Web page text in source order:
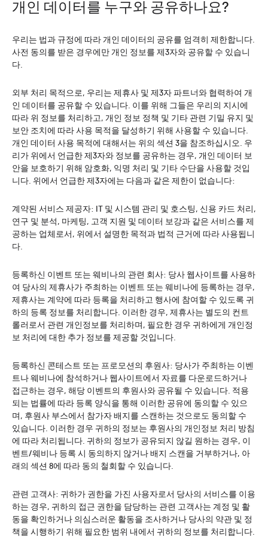
개인 데이터를 누구와 공유하나요?
우리는 법과 규정에 따라 개인 데이터의 공유를 엄격히 제한합니다.
사전 동의를 받은 경우에만 개인 정보를 제3자와 공유할 수 있습니
다.
외부 처리 목적으로, 우리는 제휴사 및 제3자 파트너와 협력하여 개
인 데이터를 공유할 수 있습니다. 이를 위해 그들은 우리의 지시에
따라 위 정보를 처리하고, 개인 정보 정책 및 기타 관련 기밀 유지 및
보안 조치에 따라 사용 목적을 달성하기 위해 사용할 수 있습니다.
개인 데이터 사용 목적에 대해서는 위의 섹션 3을 참조하십시오. 우
리가 위에서 언급한 제3자와 정보를 공유하는 경우, 개인 데이터 보
안을 보호하기 위해 암호화, 익명 처리 및 기타 수단을 사용할 것입
니다. 위에서 언급한 제3자에는 다음과 같은 제한이 없습니다:
계약된 서비스 제공자: IT 및 시스템 관리 및 호스팅, 신용 카드 처리,
연구 및 분석, 마케팅, 고객 지원 및 데이터 보강과 같은 서비스를 제
공하는 업체로서, 위에서 설명한 목적과 법적 근거에 따라 사용됩니
다.
등록하신 이벤트 또는 웨비나의 관련 회사: 당사 웹사이트를 사용하
여 당사의 제휴사가 주최하는 이벤트 또는 웨비나에 등록하는 경우,
제휴사는 계약에 따라 등록을 처리하고 행사에 참여할 수 있도록 귀
하의 등록 정보를 처리합니다. 이러한 경우, 제휴사는 별도의 컨트
롤러로서 관련 개인정보를 처리하며, 필요한 경우 귀하에게 개인정
보 처리에 대한 추가 정보를 제공할 것입니다.
등록하신 콘테스트 또는 프로모션의 후원사: 당사가 주최하는 이벤
트나 웨비나에 참석하거나 웹사이트에서 자료를 다운로드하거나
접근하는 경우, 해당 이벤트의 후원사와 공유될 수 있습니다. 적용
되는 법률에 따라 등록 양식을 통해 이러한 공유에 동의할 수 있으
며, 후원사 부스에서 참가자 배지를 스캔하는 것으로도 동의할 수
있습니다. 이러한 경우 귀하의 정보는 후원사의 개인정보 처리 방침
에 따라 처리됩니다. 귀하의 정보가 공유되지 않길 원하는 경우, 이
벤트/웨비나 등록 시 동의하지 않거나 배지 스캔을 거부하거나, 아
래의 섹션 8에 따라 동의 철회할 수 있습니다.
관련 고객사: 귀하가 권한을 가진 사용자로서 당사의 서비스를 이용
하는 경우, 귀하의 접근 권한을 담당하는 관련 고객사는 계정 및 활
동을 확인하거나 의심스러운 활동을 조사하거나 당사의 약관 및 정
책을 시행하기 위해 필요한 범위 내에서 귀하의 정보를 처리합니다.